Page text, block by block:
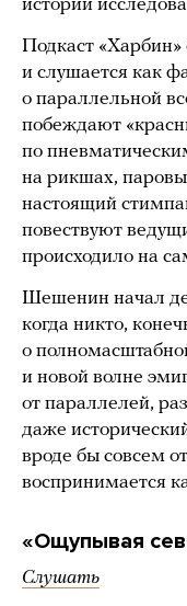
истории
Подкаст «Харбин»
и слушается как
о параллельной
побеждают
по
на рикшах,
настоящий
повествуют
происходило на
Шешенин начал
когда никто,
о
и новой волне
от параллелей,
даже
вроде бы совсем
воспринимается
«Ощупывая
Слушать